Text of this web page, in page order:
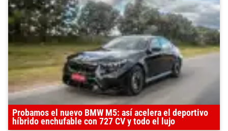
Probamos el nuevo BMW M5: así acelera el deportivo
híbrido enchufable con 727 CV y todo el lujo